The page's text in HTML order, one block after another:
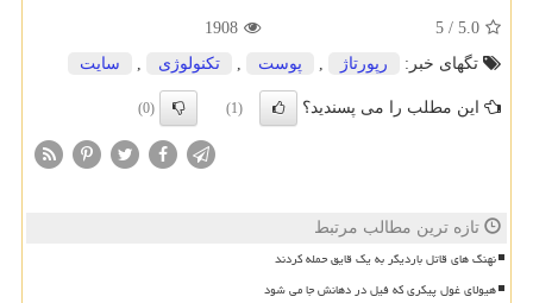
5.0
/
5
1908
تگهای خبر:
رپورتاژ پوست تكنولوژی سایت
این مطلب را می پسندید؟ (1)
(0)
تازه ترین مطالب مرتبط
نهنگ های قاتل باردیگر به یک قایق حمله کردند
هیولای غول پیکری که فیل در دهانش جا می شود